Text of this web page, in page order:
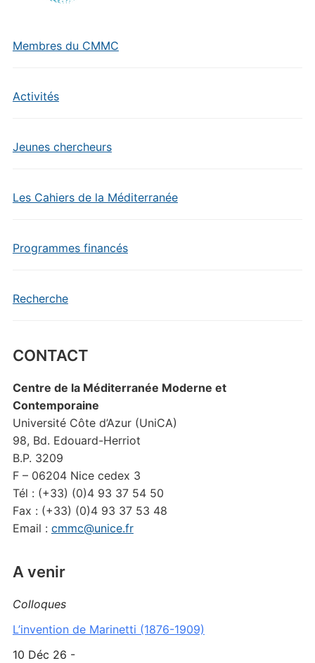
Membres du CMMC
Activités
Jeunes chercheurs
Les Cahiers de la Méditerranée
Programmes financés
Recherche
CONTACT
Centre de la Méditerranée Moderne et
Contemporaine
Université Côte d’Azur (UniCA)
98, Bd. Edouard-Herriot
B.P. 3209
F – 06204 Nice cedex 3
Tél : (+33) (0)4 93 37 54 50
Fax : (+33) (0)4 93 37 53 48
Email : cmmc@unice.fr
A venir
Colloques
L’invention de Marinetti (1876-1909)
10 Déc 26 -